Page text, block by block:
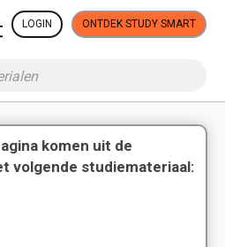
LOGIN ONTDEK STUDY SMART
komen uit de
volgende studiemateriaal: